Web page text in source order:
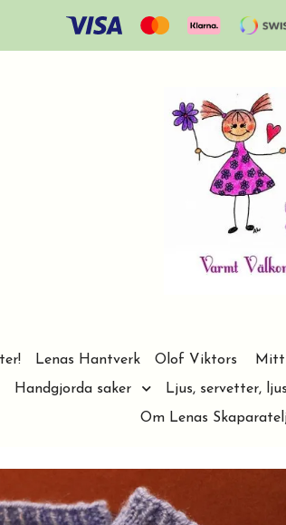
Lenas Hantverk Olof Viktors
Handgjorda saker Ljus, servetter,
Om Lenas